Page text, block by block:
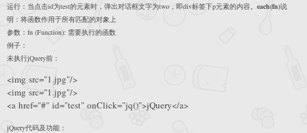
运行：当点击id为test的元素时，弹出对话框文字为two，即div标签下p元素的内容。 each(fn)说
明：将函数作用于所有匹配的对象上
参数：fn (Function): 需要执行的函数
例子：
未执行jQuery前：
<img src="1.jpg"/>
<img src="1.jpg"/>
<a href="#" id="test" onClick="jq()">jQuery</a>
jQuery代码及功能：